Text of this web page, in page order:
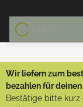
Wir liefern zum
bezahlen für
Bestätige bitte